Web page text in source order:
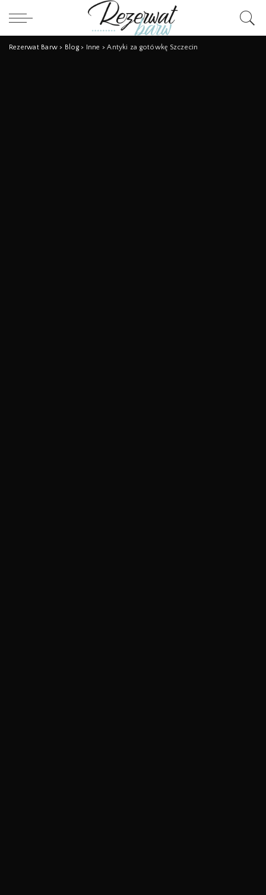
Rezerwat Barw > Blog> Inne >Antyki za gotówkę Szczecin